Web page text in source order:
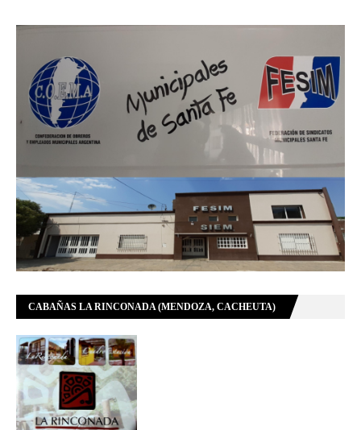
CABAÑAS LA RINCONADA (MENDOZA, CACHEUTA)